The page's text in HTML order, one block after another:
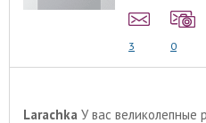
3 0
Larachka У вас великолепные